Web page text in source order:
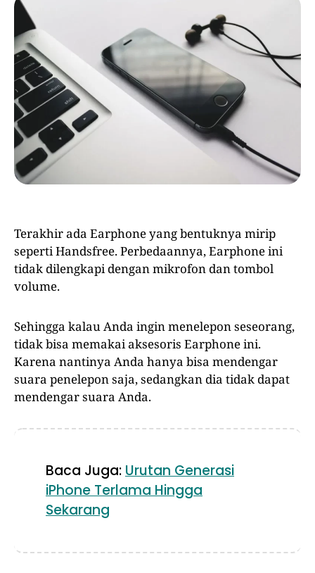
Terakhir ada Earphone yang bentuknya mirip
seperti Handsfree. Perbedaannya, Earphone ini
tidak dilengkapi dengan mikrofon dan tombol
volume.
Sehingga kalau Anda ingin menelepon seseorang,
tidak bisa memakai aksesoris Earphone ini.
Karena nantinya Anda hanya bisa mendengar
suara penelepon saja, sedangkan dia tidak dapat
mendengar suara Anda.
Baca Juga: Urutan Generasi
iPhone Terlama Hingga
Sekarang